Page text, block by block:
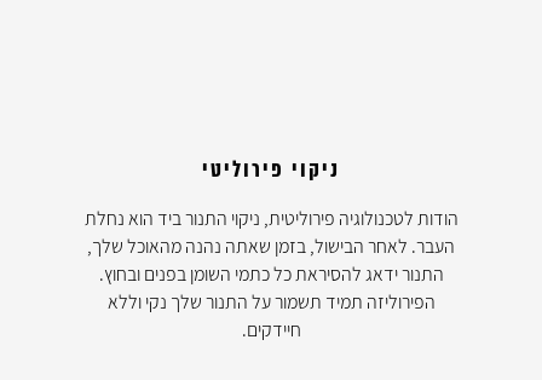
ניקוי פירוליטי
הודות לטכנולוגיה פירוליטית, ניקוי התנור ביד הוא נחלת
העבר. לאחר הבישול, בזמן שאתה נהנה מהאוכל שלך,
התנור ידאג להסיראת כל כתמי השומן בפנים ובחוץ.
הפירוליזה תמיד תשמור על התנור שלך נקי וללא
חיידקים.